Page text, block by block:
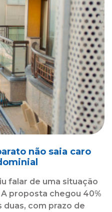
não saia caro
falar de uma situação
proposta chegou 40%
duas, com prazo de